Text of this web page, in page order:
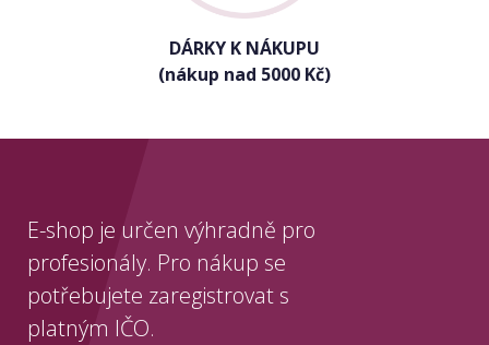
DÁRKY K NÁKUPU
(nákup nad 5000 Kč)
E-shop je určen výhradně pro
profesionály. Pro nákup se
potřebujete zaregistrovat s
platným IČO.